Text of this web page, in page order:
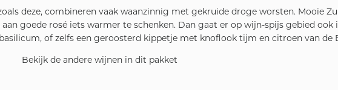
deze, combineren vaak waanzinnig met gekruide droge worsten. Mooie
goede rosé iets warmer te schenken. Dan gaat er op wijn-spijs gebied ook
of zelfs een geroosterd kippetje met knoflook tijm en citroen van de
Bekijk de andere wijnen in dit pakket